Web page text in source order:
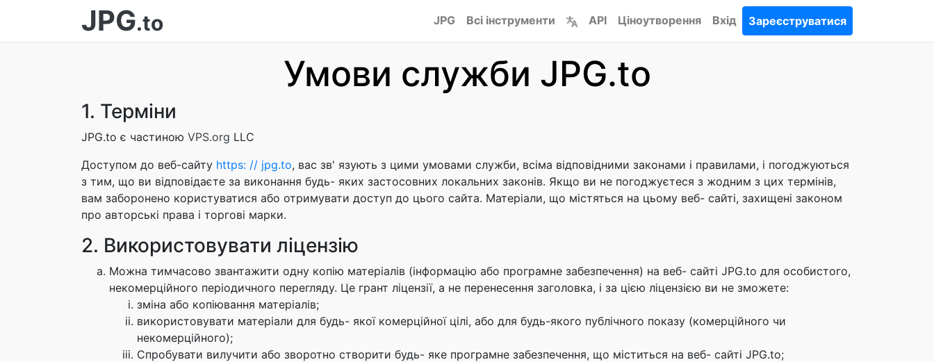
JPG.to JPG Всі інструменти API Ціноутворення Вхід Зареєструватися
Умови служби JPG.to
1. Терміни
JPG.to є частиною VPS.org LLC
Доступом до веб-сайту https: // jpg.to, вас зв' язують з цими умовами служби, всіма відповідними законами і правилами, і погоджуються
з тим, що ви відповідаєте за виконання будь- яких застосовних локальних законів. Якщо ви не погоджуєтеся з жодним з цих термінів,
вам заборонено користуватися або отримувати доступ до цього сайта. Матеріали, що містяться на цьому веб- сайті, захищені законом
про авторські права і торгові марки.
2. Використовувати ліцензію
Можна тимчасово звантажити одну копію матеріалів (інформацію або програмне забезпечення) на веб- сайті JPG.to для особистого,
некомерційного періодичного перегляду. Це грант ліцензії, а не перенесення заголовка, і за цією ліцензією ви не зможете:
зміна або копіювання матеріалів;
використовувати матеріали для будь- якої комерційної цілі, або для будь-якого публічного показу (комерційного чи
некомерційного);
Спробувати вилучити або зворотно створити будь- яке програмне забезпечення, що міститься на веб- сайті JPG.to;